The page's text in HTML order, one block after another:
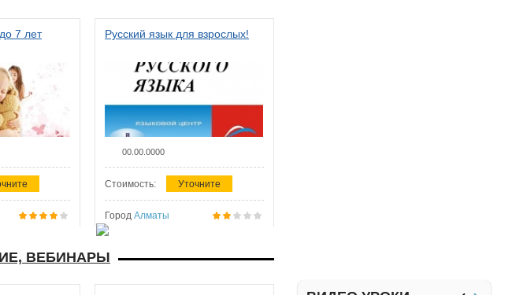
7 лет Русский язык для взрослых!
00.00.0000
Стоимость: Уточните
Город Алматы
ВЕБИНАРЫ